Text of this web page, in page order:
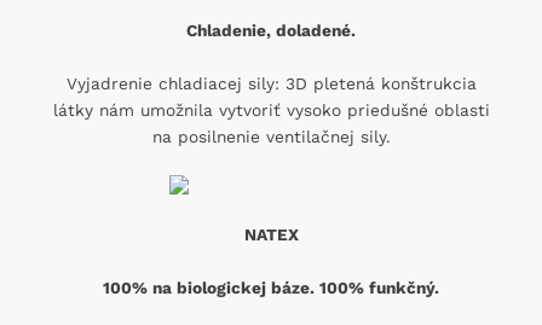
Chladenie, doladené.
Vyjadrenie chladiacej sily: 3D pletená konštrukcia
látky nám umožnila vytvoriť vysoko priedušné oblasti
na posilnenie ventilačnej sily.
NATEX
100% na biologickej báze. 100% funkčný.